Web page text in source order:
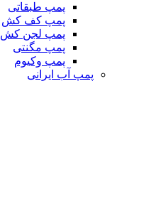
پمپ طبقاتی
پمپ کف کش
پمپ لجن کش
پمپ مگنتی
پمپ وکیوم
پمپ آب ایرانی